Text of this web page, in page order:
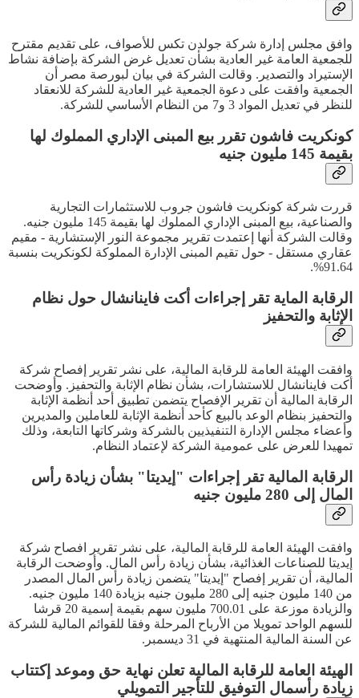
وافق مجلس إدارة شركة جولدن تكس للأصواف، على تقديم مقترح
للجمعية العامة غير العادية بشأن تعديل غرض الشركة بإضافة نشاط
الإستيراد والتصدير. وقالت الشركة في بيان لبورصة مصر أن
الجمعية وافقت على دعوة الجمعية غير العادية للشركة للانعقاد
للنظر في تعديل المواد 3 و7 من النظام الأساسي للشركة.
كونكريت فاشون تقرر بيع المبنى الإداري المملوك لها
بقيمة 145 مليون جنيه
قررت شركة كونكريت فاشون جروب للاستثمارات التجارية
والصناعية، بيع المبنى الإداري المملوك لها بقيمة 145 مليون جنيه.
وقالت الشركة أنها إعتمدت تقرير مجموعة النور الإستشارية - مقيم
عقاري مستقل - حول تقيم المبنى الإدارة المملوكة لكونكريت بنسبة
91.64%.
الرقابة الماية تقر إجراءات أكت فاينانشال حول نظام
الإثابة والتحفيز
وافقت الهيئة العامة للرقابة المالية، على نشر تقرير إفصاح شركة
أكت فاينانشال للاستشارات، بشأن نظام الإثابة والتحفيز. وأوضحت
الرقابة المالية أن تقرير الإفصاح يتضمن تطبيق أحد أنظمة الإثابة
والتحفيز بنظام الوعد بالبيع كأحد أنظمة الإثابة للعاملين والمديرين
وأعضاء مجلس الإدارة التنفيذيين بالشركة وشركاتها التابعة، وذلك
تمهيدا للعرض على عمومية الشركة لإعتماد النظام.
الرقابة المالية تقر إجراءات "إيديتا" بشأن زيادة رأس
المال إلى 280 مليون جنيه
وافقت الهيئة العامة للرقابة المالية، على نشر تقرير افصاح شركة
إيديتا للصناعات الغذائية، بشأن زيادة رأس المال. وأوضحت الرقابة
المالية، أن تقرير إفصاح "إيديتا" يتضمن زيادة رأس المال المصدر
من 140 مليون جنيه إلى 280 مليون جنيه بزيادة 140 مليون جنيه.
والزيادة موزعة على 700.01 مليون سهم بقيمة إسمية 20 قرشا
للسهم الواحد تمويلا من الأرباح المرحلة وفقا للقوائم المالية للشركة
عن السنة المالية المنتهية في 31 ديسمبر.
الهيئة العامة للرقابة المالية تعلن نهاية حق وموعد إكتتاب
زيادة رأسمال التوفيق للتأجير التمويلي